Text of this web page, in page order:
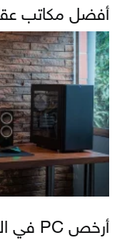
أفضل مكاتب
أرخص PC في العراق